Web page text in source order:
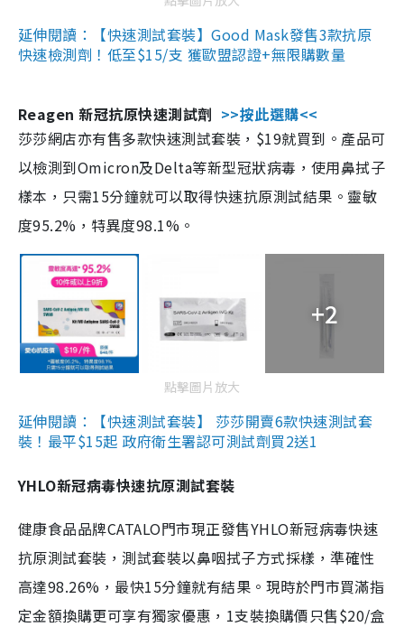
延伸閱讀：【快速測試套裝】Good Mask發售3款抗原
快速檢測劑！低至$15/支 獲歐盟認證+無限購數量
Reagen 新冠抗原快速測試劑 >>按此選購<<
莎莎網店亦有售多款快速測試套裝，$19就買到。產品可
以檢測到Omicron及Delta等新型冠狀病毒，使用鼻拭子
樣本，只需15分鐘就可以取得快速抗原測試結果。靈敏
度95.2%，特異度98.1%。
+2
點擊圖片放大
延伸閱讀：【快速測試套裝】 莎莎開賣6款快速測試套
裝！最平$15起 政府衛生署認可測試劑買2送1
YHLO新冠病毒快速抗原測試套裝
健康食品品牌CATALO門市現正發售YHLO新冠病毒快速
抗原測試套裝，測試套裝以鼻咽拭子方式採樣，準確性
高達98.26%，最快15分鐘就有結果。現時於門市買滿指
定金額換購更可享有獨家優惠，1支裝換購價只售$20/盒